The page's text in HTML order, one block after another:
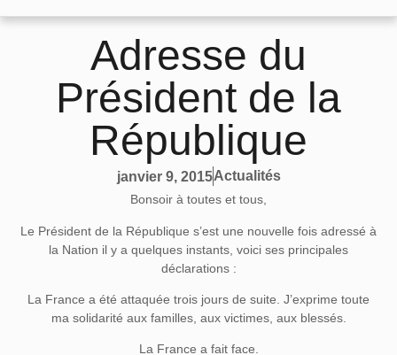
Adresse du
Président de la
République
janvier 9, 2015Actualités
Bonsoir à toutes et tous,
Le Président de la République s’est une nouvelle fois adressé à
la Nation il y a quelques instants, voici ses principales
déclarations :
La France a été attaquée trois jours de suite. J’exprime toute
ma solidarité aux familles, aux victimes, aux blessés.
La France a fait face.